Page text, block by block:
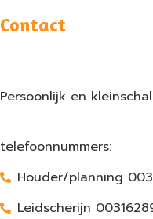
Contact
Persoonlijk en
telefoonnummers:
Houder/planning
Leidscherijn